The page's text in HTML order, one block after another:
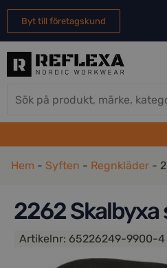
Byt till företagskund
Hem - Syften - Regnkläder -
2262 Skalbyxa
Artikelnr: 65226249-9900-4